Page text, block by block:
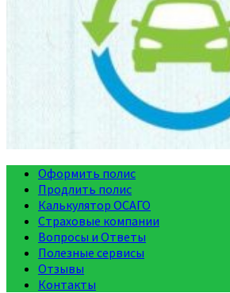
Оформить полис
Продлить полис
Калькулятор ОСАГО
Страховые компании
Вопросы и Ответы
Полезные сервисы
Отзывы
Контакты